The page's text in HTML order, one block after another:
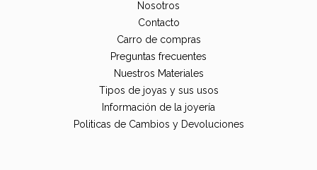
Nosotros
Contacto
Carro de compras
Preguntas frecuentes
Nuestros Materiales
Tipos de joyas y sus usos
Información de la joyería
Politicas de Cambios y Devoluciones